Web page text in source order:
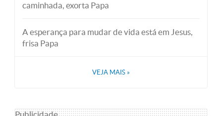
caminhada, exorta Papa
A esperança para mudar de vida está em Jesus,
frisa Papa
VEJA MAIS »